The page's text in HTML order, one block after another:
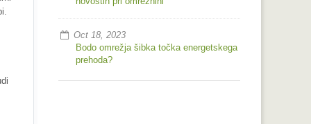
Oct 18, 2023
Bodo omrežja šibka točka energetskega
prehoda?